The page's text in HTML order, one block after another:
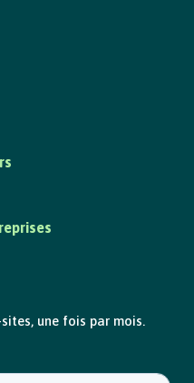
une fois par mois.